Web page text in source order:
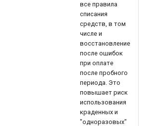
все правила
списания
средств, в том
числе и
восcтановление
после ошибок
при оплате
после пробного
периода. Это
повышает риск
использования
краденных и
"одноразовых"